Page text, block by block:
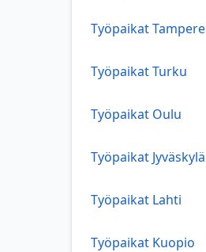
Työpaikat Tampere
Työpaikat Turku
Työpaikat Oulu
Työpaikat Jyväskylä
Työpaikat Lahti
Työpaikat Kuopio